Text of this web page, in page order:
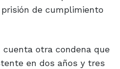
de cumplimiento
cuenta otra condena que
en dos años y tres